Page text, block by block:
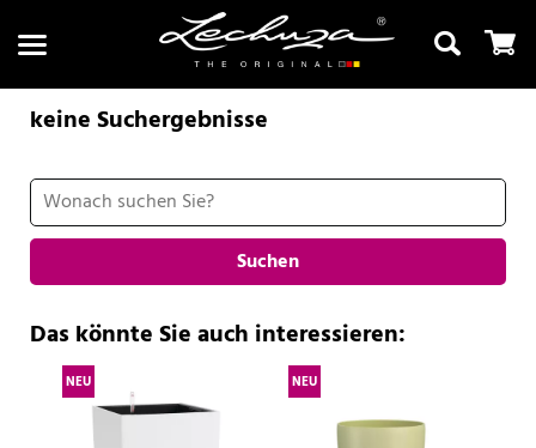
Suchen
keine Suchergebnisse
Suchen
Das könnte Sie auch interessieren:
NEU NEU